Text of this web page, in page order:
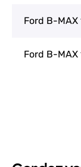
Ford B-MAX
Ford B-